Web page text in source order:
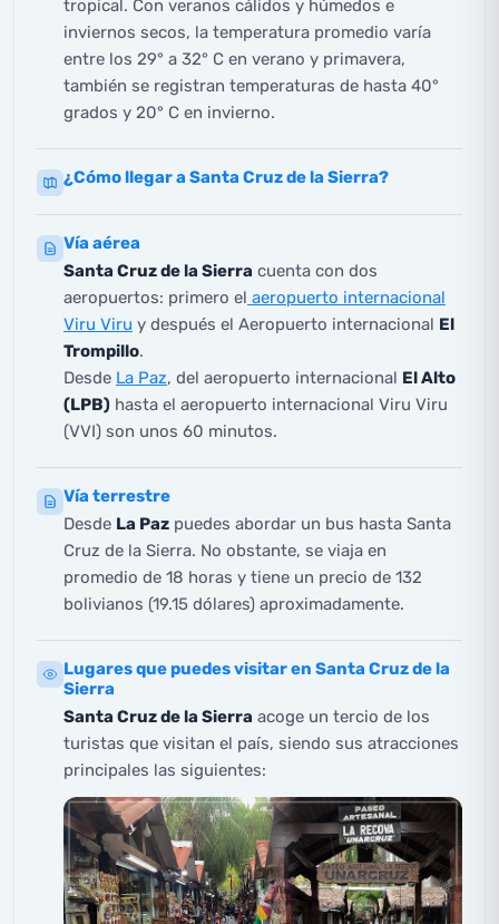
tropical. Con veranos cálidos y húmedos e
inviernos secos, la temperatura promedio varía
entre los 29° a 32° C en verano y primavera,
también se registran temperaturas de hasta 40°
grados y 20° C en invierno.
¿Cómo llegar a Santa Cruz de la Sierra?
Vía aérea
Santa Cruz de la Sierra cuenta con dos
aeropuertos: primero el aeropuerto internacional
Viru Viru y después el Aeropuerto internacional El
Trompillo.
Desde La Paz, del aeropuerto internacional El Alto
(LPB) hasta el aeropuerto internacional Viru Viru
(VVI) son unos 60 minutos.
Vía terrestre
Desde La Paz puedes abordar un bus hasta Santa
Cruz de la Sierra. No obstante, se viaja en
promedio de 18 horas y tiene un precio de 132
bolivianos (19.15 dólares) aproximadamente.
Lugares que puedes visitar en Santa Cruz de la
Sierra
Santa Cruz de la Sierra acoge un tercio de los
turistas que visitan el país, siendo sus atracciones
principales las siguientes: